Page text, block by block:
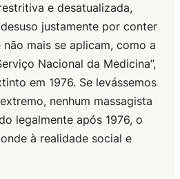
e desatualizada,
justamente por conter
mais se aplicam, como a
Nacional da Medicina”,
em 1976. Se levássemos
nenhum massagista
legalmente após 1976, o
à realidade social e